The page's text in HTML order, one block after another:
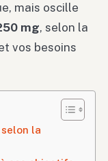
mais oscille
mg, selon la
vos besoins
la